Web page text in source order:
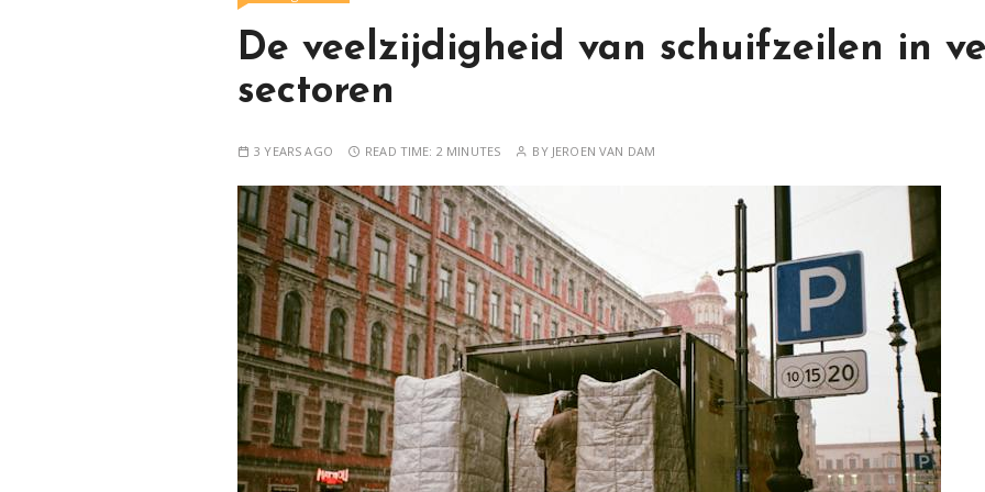
De veelzijdigheid van schuifzeilen in
sectoren
3 YEARS AGO READ TIME: 2 MINUTES BY JEROEN VAN DAM